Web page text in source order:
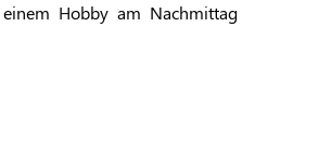
Hobby am Nachmittag